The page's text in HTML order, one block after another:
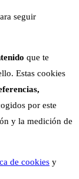
seguir
que te
Estas cookies
por este
y la medición de
de cookies y